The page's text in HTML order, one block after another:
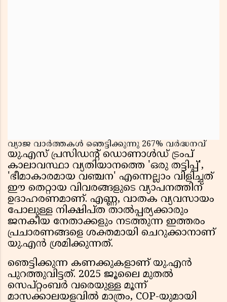
വ്യാജ വാർത്തകൾ ഞെട്ടിക്കുന്നു 267% വർദ്ധനവ്
യു.എസ് പ്രസിഡൻ്റ് ഡൊണാൾഡ് ട്രംപ്
കാലാവസ്ഥാ വ്യതിയാനത്തെ 'ഒരു തട്ടിപ്പ്',
'ഭീമാകാരമായ വഞ്ചന' എന്നെല്ലാം വിളിച്ചത്
ഈ തെറ്റായ വിവരങ്ങളുടെ വ്യാപനത്തിന്
ഉദാഹരണമാണ്. എണ്ണ, വാതക വ്യവസായം
പോലുള്ള നിക്ഷിപ്ത താൽപ്പര്യക്കാരും
ജനകീയ നേതാക്കളും നടത്തുന്ന ഇത്തരം
പ്രചാരണങ്ങളെ ശക്തമായി ചെറുക്കാനാണ്
യു.എൻ ശ്രമിക്കുന്നത്.
ഞെട്ടിക്കുന്ന കണക്കുകളാണ് യു.എൻ
പുറത്തുവിട്ടത്. 2025 ജൂലൈ മുതൽ
സെപ്റ്റംബർ വരെയുള്ള മൂന്ന്
മാസക്കാലയളവിൽ മാത്രം, COP-യുമായി